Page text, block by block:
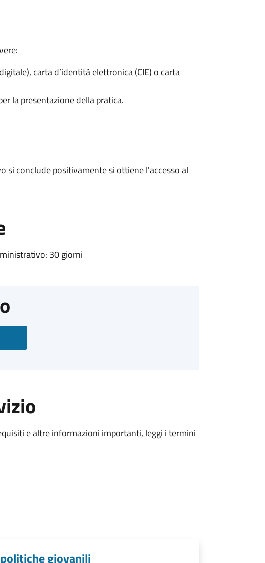
carta d’identità elettronica (CIE) o carta
la presentazione della pratica.
si conclude positivamente si ottiene l'accesso al
30 giorni
e altre informazioni importanti, leggi i termini
giovanili